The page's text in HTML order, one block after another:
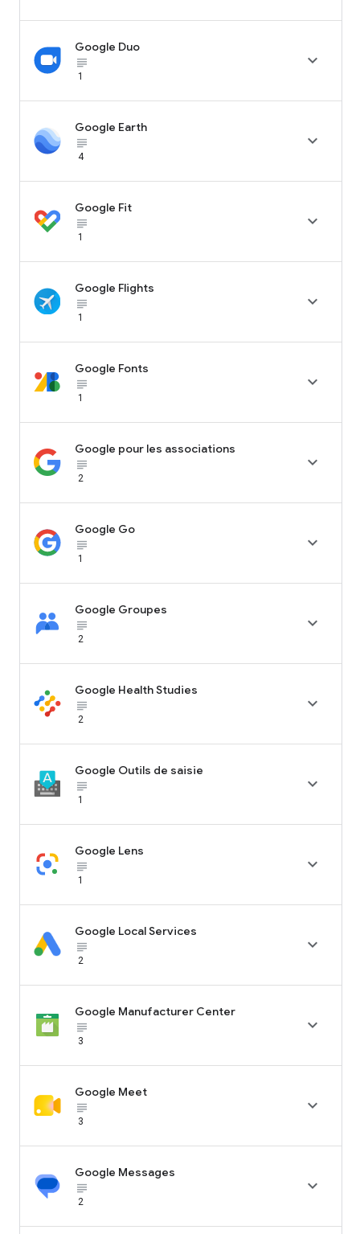
Google Duo
subject_black
1

Google Earth
subject_black
4

Google Fit
subject_black
1

Google Flights
subject_black
1

Google Fonts
subject_black
1

Google pour les associations
subject_black
2

Google Go
subject_black
1

Google Groupes
subject_black
2

Google Health Studies
subject_black
2

Google Outils de saisie
subject_black
1

Google Lens
subject_black
1

Google Local Services
subject_black
2

Google Manufacturer Center
subject_black
3

Google Meet
subject_black
3

Google Messages
subject_black
2
